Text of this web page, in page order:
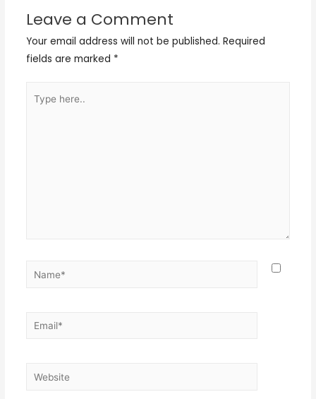
Leave a Comment
Your email address will not be published. Required
fields are marked *